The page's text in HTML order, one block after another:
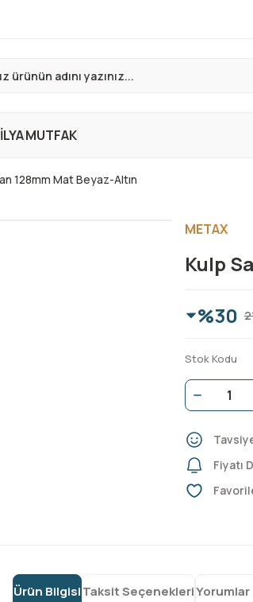
MUTFAK
128mm Mat Beyaz-Altın
METAX
Kulp
%30
Stok Kodu
Fiyatı
Ürün BilgisiTaksit SeçenekleriYorumlar